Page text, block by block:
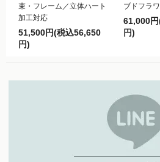
束・フレーム／立体ハート
加工対応
51,500円(税込56,650
円)
ブドフラ
61,000
円)